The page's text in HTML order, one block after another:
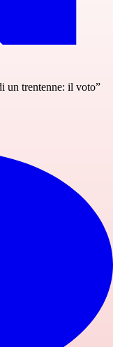
un trentenne: il voto”